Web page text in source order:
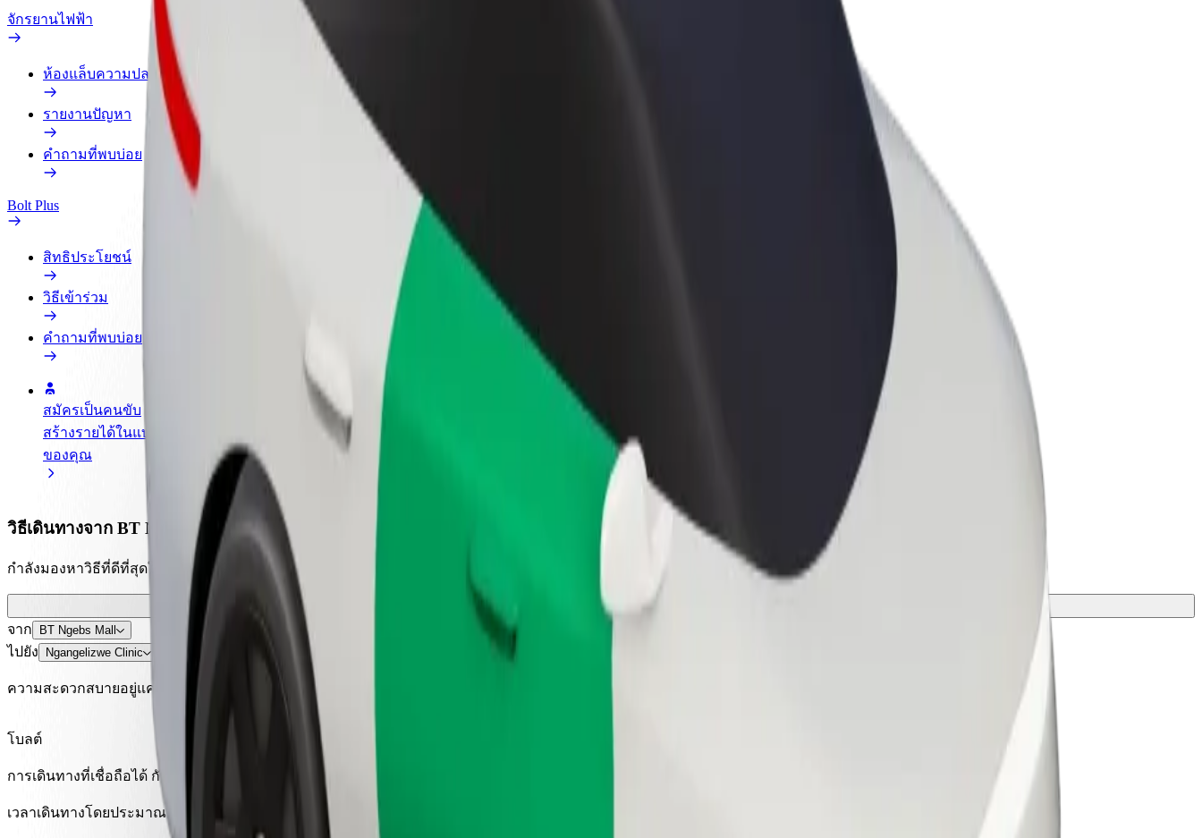
จักรยานไฟฟ้า
ห้องแล็บความปลอดภัย
รายงานปัญหา
คำถามที่พบบ่อย
Bolt Plus
สิทธิประโยชน์
วิธีเข้าร่วม
คำถามที่พบบ่อย
สมัครเป็นคนขับ
สร้างรายได้ในแบบ
ของคุณ
ทุกสัปดาห์
เพิ่มร้านอาหารหรือร้านค้า
เพิ่มรายได้ด้วยการเข้าถึง
ลูกค้ามากขึ้น
ลงทะเบียนเป็นเจ้าของฟลีท
เพิ่มรายได้ด้วยการเพิ่มฟลีทของ
ผลิตภัณฑ์และบริการของ Bolt ที่มีการขยายขนาด
วิธีเดินทางจาก BT Ngebs Mall ไปยัง Ngangelizwe Clinic
กำลังมองหาวิธีที่ดีที่สุดในการเดินทางจาก BT Ngebs Mall ไปยัง Ngangelizwe Clinic อยู่ใช่ไหม มาดูบริการของเราและค้นหาเส้นทางที่ดีที่สุดสำหรับการเดินทางของคุณ
ดาวน์โหลดแอป
จาก BT Ngebs Mall
ไปยัง Ngangelizwe Clinic
ความสะดวกสบายอยู่แค่ปลายนิ้วสัมผัส!
โบลต์
การเดินทางที่เชื่อถือได้ กับรถขนาดกลางสำหรับทุกวัน
เวลาเดินทางโดยประมาณ